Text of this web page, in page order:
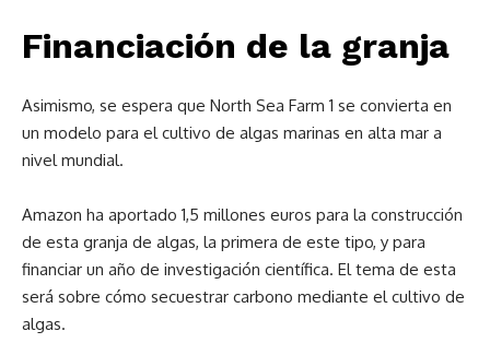
Financiación de la granja
Asimismo, se espera que North Sea Farm 1 se convierta en
un modelo para el cultivo de algas marinas en alta mar a
nivel mundial.
Amazon ha aportado 1,5 millones euros para la construcción
de esta granja de algas, la primera de este tipo, y para
financiar un año de investigación científica. El tema de esta
será sobre cómo secuestrar carbono mediante el cultivo de
algas.